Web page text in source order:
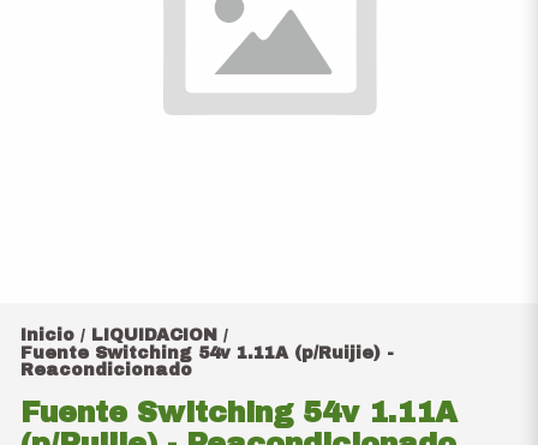
Inicio / LIQUIDACION /
Fuente Switching 54v 1.11A (p/Ruijie) -
Reacondicionado
Fuente Switching 54v 1.11A